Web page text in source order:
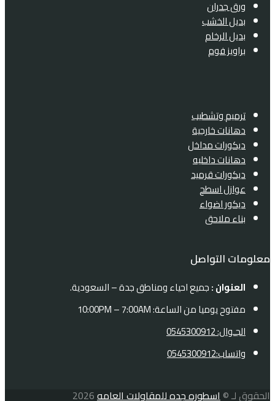
ورق جدران
بديل الخشب
بديل الرخام
براويز فوم
ترميم وتشطيب
دهانات خارجية
ديكورات مداخل
دهانات داخليه
ديكورات قرميد
عوازل اسطح
ديكور اضواء
بناء ملاحق
معلومات التواصل
العنوان :جميع احياء ومناطق جدة – السعودية.
مفتوح يوميا من الساعة: 10:00PM – 7:00AM
الجـوال: 0545300912
واتساب:0545300912
الحقوق لـ ©اسطوره جده للمقاولات العامه